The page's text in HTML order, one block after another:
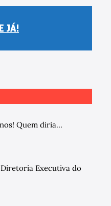
JÁ!
Quem diria...
Diretoria Executiva do